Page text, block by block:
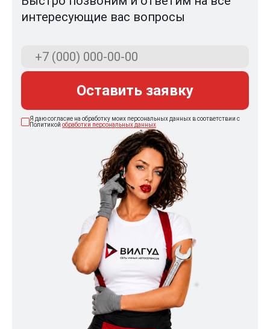
интересующие вас вопросы
Оставить заявку
Я даю согласие на обработку моих персональных данных в соответствии с
Политикой обработки персональных данных